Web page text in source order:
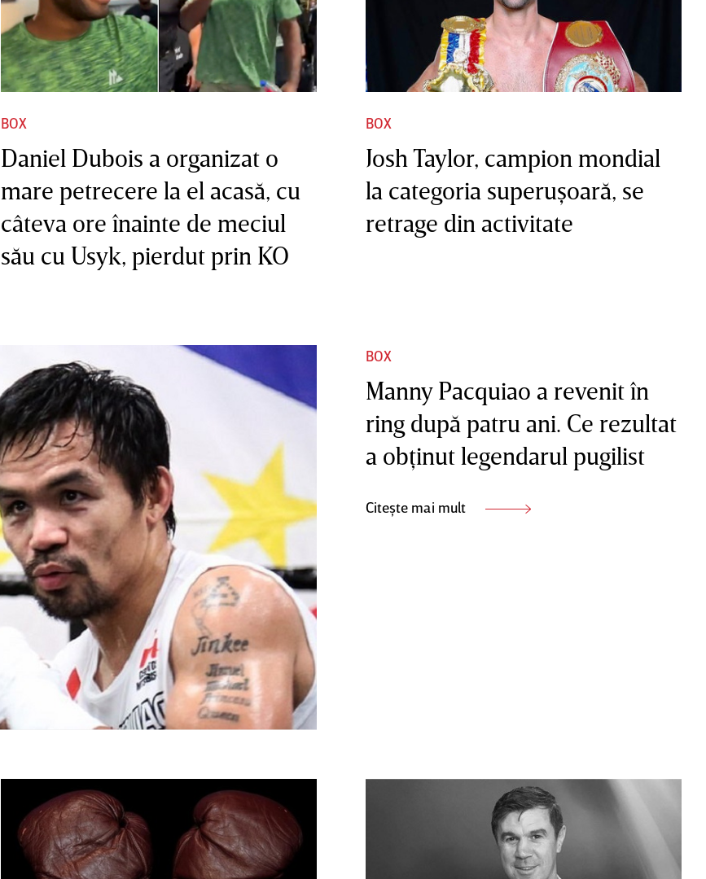
BOX
Daniel Dubois a organizat o
mare petrecere la el acasă, cu
câteva ore înainte de meciul
său cu Usyk, pierdut prin KO
BOX
Josh Taylor, campion mondial
la categoria superuşoară, se
retrage din activitate
BOX
Manny Pacquiao a revenit în
ring după patru ani. Ce rezultat
a obţinut legendarul pugilist
Citește mai mult